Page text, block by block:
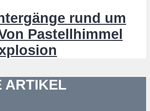
rund um
Pastellhimmel
ARTIKEL